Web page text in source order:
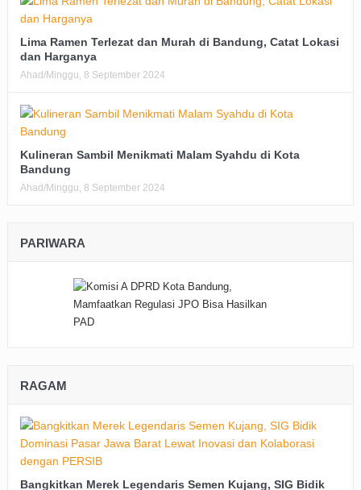
Lima Ramen Terlezat dan Murah di Bandung, Catat Lokasi
dan Harganya
Ahad/Minggu, 8 September 2024
Kulineran Sambil Menikmati Malam Syahdu di Kota
Bandung
Ahad/Minggu, 8 September 2024
PARIWARA
RAGAM
Bangkitkan Merek Legendaris Semen Kujang, SIG Bidik